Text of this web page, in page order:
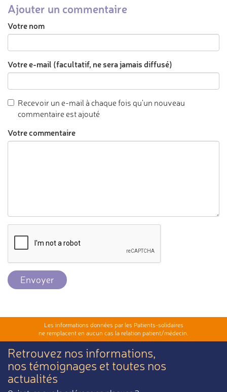
Ajouter un commentaire
Votre nom
Votre e-mail (facultatif, ne sera jamais diffusé)
Recevoir un e-mail à chaque fois qu'un nouveau
commentaire est ajouté
Votre commentaire
Envoyer
Les informations données par les Patients-solidaires
ne remplacent en aucun cas la relation patient/médecin.
Retrouvez nos informations,
nos témoignages et toutes nos
actualités